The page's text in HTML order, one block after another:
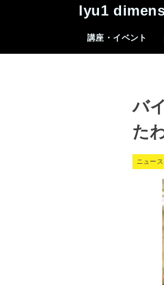
lyu1
講座・イベント
バ
た
ニュース